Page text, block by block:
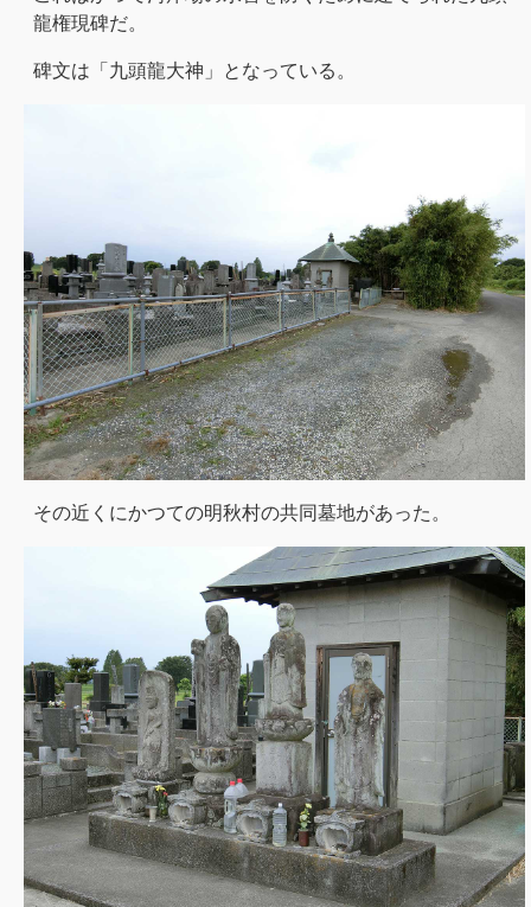
龍権現碑だ。
碑文は「九頭龍大神」となっている。
その近くにかつての明秋村の共同墓地があった。